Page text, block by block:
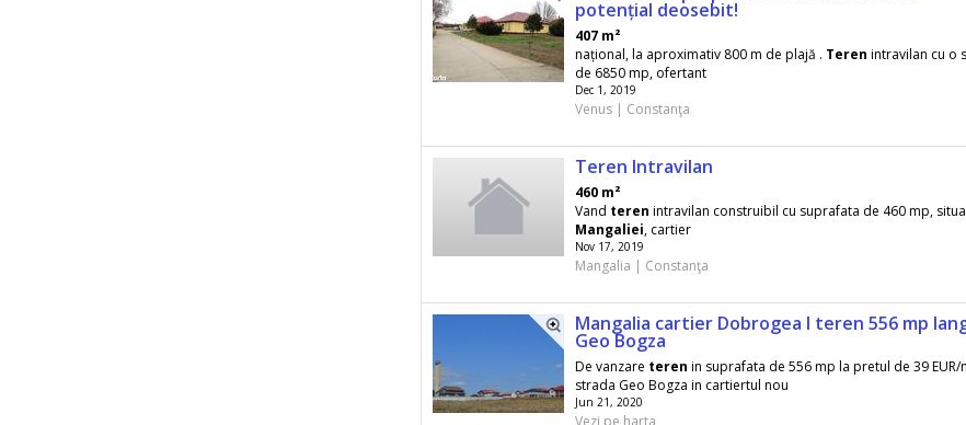
potențial deosebit!
407 m²
național, la aproximativ 800 m de plajă . Teren intravilan cu o
de 6850 mp, ofertant
Dec 1, 2019
Venus | Constanţa
Teren Intravilan
460 m²
Vand teren intravilan construibil cu suprafata de 460 mp,
Mangaliei, cartier
Nov 17, 2019
Mangalia | Constanţa
Mangalia cartier Dobrogea I teren 556 mp
Geo Bogza
De vanzare teren in suprafata de 556 mp la pretul de 39
strada Geo Bogza in cartiertul nou
Jun 21, 2020
Vezi pe harta